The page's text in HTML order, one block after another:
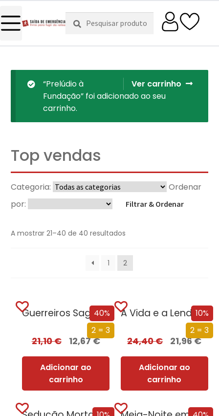
Pesquisar
por:
Pesquisa
Ver carrinho
“Prelúdio à
Fundação” foi adicionado ao seu
carrinho.
Top vendas
Categoria:
Ordenar
por:
Filtrar & Ordenar
A mostrar 21–40 de 40 resultados
1 2
40%
2 = 3
Guerreiros Sagrados
21,10€ 12,67€
Adicionar ao
carrinho
10%
2 = 3
A Vida e a Lenda do Sultão Saladino
24,40€ 21,96€
Adicionar ao
carrinho